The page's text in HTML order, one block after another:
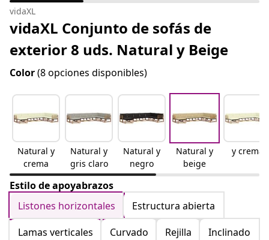
vidaXL
vidaXL Conjunto de sofás de
exterior 8 uds. Natural y Beige
Color(8 opciones disponibles)
Natural y
crema
Natural y
gris claro
Natural y
negro
Natural y
beige
y crema
Estilo de apoyabrazos
Listones horizontales
Estructura abierta
Lamas verticales
Curvado Rejilla
Inclinado